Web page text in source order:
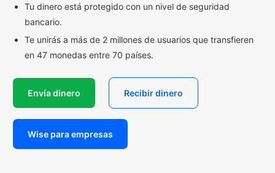
Tu dinero está protegido con un nivel de seguridad
bancario.
Te unirás a más de 2 millones de usuarios que transfieren
en 47 monedas entre 70 países.
Envía dinero Recibir dinero
Wise para empresas